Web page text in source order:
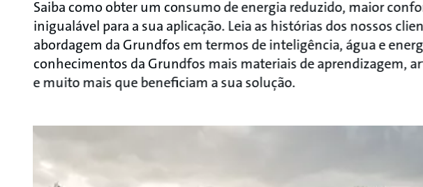
Saiba como obter um consumo de energia reduzido, maior
inigualável para a sua aplicação. Leia as histórias dos nossos
abordagem da Grundfos em termos de inteligência, água e
conhecimentos da Grundfos mais materiais de aprendizagem,
e muito mais que beneficiam a sua solução.